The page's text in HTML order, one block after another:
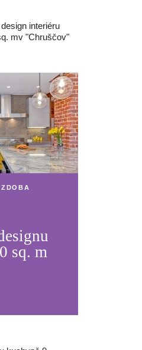
interiéru
mv "Chruščov"
sq. m